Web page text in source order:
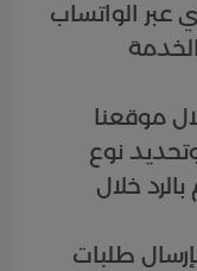
عبر الواتساب
موقعنا
نوع
خلال
طلبات